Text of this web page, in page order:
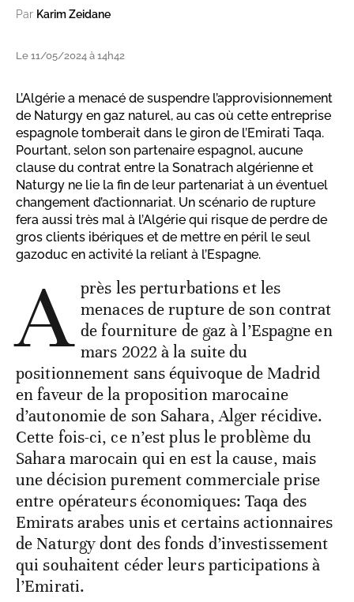
Par Karim Zeidane
Le 11/05/2024 à 14h42
L’Algérie a menacé de suspendre l’approvisionnement
de Naturgy en gaz naturel, au cas où cette entreprise
espagnole tomberait dans le giron de l’Emirati Taqa.
Pourtant, selon son partenaire espagnol, aucune
clause du contrat entre la Sonatrach algérienne et
Naturgy ne lie la fin de leur partenariat à un éventuel
changement d’actionnariat. Un scénario de rupture
fera aussi très mal à l’Algérie qui risque de perdre de
gros clients ibériques et de mettre en péril le seul
gazoduc en activité la reliant à l’Espagne.
A près les perturbations et les
menaces de rupture de son contrat
de fourniture de gaz à l’Espagne en
mars 2022 à la suite du
positionnement sans équivoque de Madrid
en faveur de la proposition marocaine
d’autonomie de son Sahara, Alger récidive.
Cette fois-ci, ce n’est plus le problème du
Sahara marocain qui en est la cause, mais
une décision purement commerciale prise
entre opérateurs économiques: Taqa des
Emirats arabes unis et certains actionnaires
de Naturgy dont des fonds d’investissement
qui souhaitent céder leurs participations à
l’Emirati.